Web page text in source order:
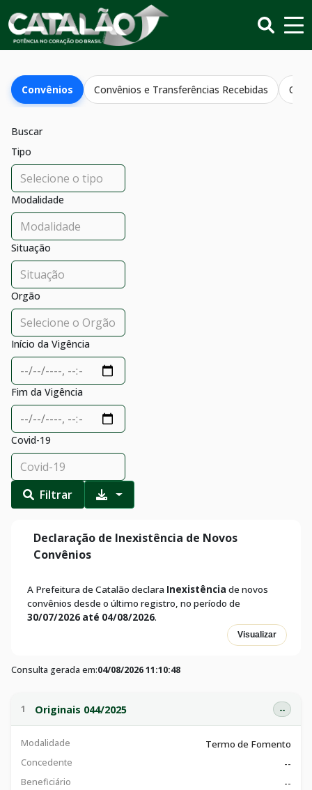
Convênios Convênios e Transferências Recebidas
Buscar
Tipo
Modalidade
Situação
Orgão
Início da Vigência
Fim da Vigência
Covid-19
Filtrar
Declaração de Inexistência de Novos
Convênios
A Prefeitura de Catalão declara Inexistência de novos
convênios desde o último registro, no período de
30/07/2026 até 04/08/2026.
Visualizar
Consulta gerada em:04/08/2026 11:10:48
1 Originais 044/2025 --
Modalidade Termo de Fomento
Concedente --
Beneficiário --